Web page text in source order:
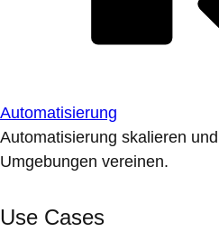
Automatisierung
Automatisierung skalieren
Umgebungen vereinen.
Use Cases